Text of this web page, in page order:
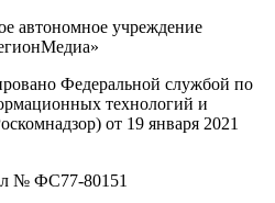
автономное учреждение
Федеральной службой по
технологий и
от 19 января 2021
№ ФС77-80151